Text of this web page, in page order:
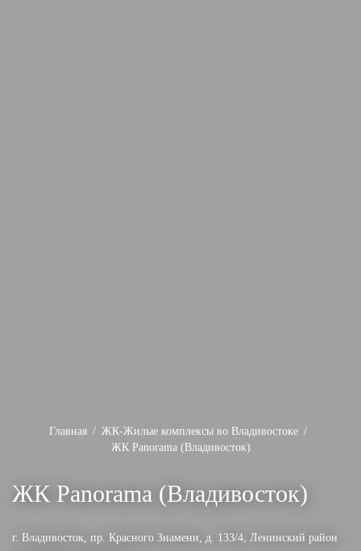
Главная
ЖК-Жилые комплексы во Владивостоке
ЖК Panorama (Владивосток)
ЖК Panorama (Владивосток)
г. Владивосток, пр. Красного Знамени, д. 133/4, Ленинский район